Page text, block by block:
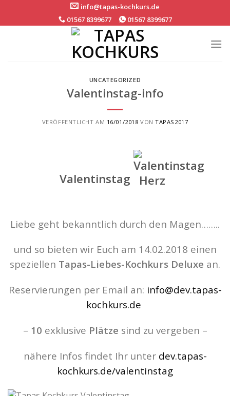
info@tapas-kochkurs.de
01567 8399677
01567 8399677
UNCATEGORIZED
Valentinstag-info
VERÖFFENTLICHT AM 16/01/2018 VONTAPAS2017
Valentinstag
Liebe geht bekanntlich durch den Magen……..
und so bieten wir Euch am 14.02.2018 einen
speziellen Tapas-Liebes-Kochkurs Deluxe an.
Reservierungen per Email an: info@dev.tapas-
kochkurs.de
– 10 exklusive Plätze sind zu vergeben –
nähere Infos findet Ihr unter dev.tapas-
kochkurs.de/valentinstag